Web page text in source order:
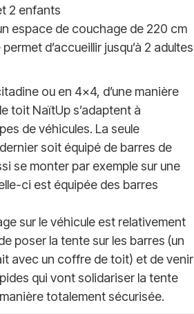
2 enfants
espace de couchage de 220 cm
d’accueillir jusqu’à 2 adultes
ou en 4×4, d’une manière
toit NaïtUp s’adaptent à
de véhicules. La seule
soit équipé de barres de
se monter par exemple sur une
ci est équipée des barres
sur le véhicule est relativement
poser la tente sur les barres (un
avec un coffre de toit) et de venir
qui vont solidariser la tente
totalement sécurisée.